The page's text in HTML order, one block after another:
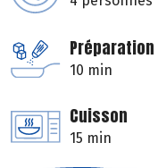
Préparation
10 min
Cuisson
15 min